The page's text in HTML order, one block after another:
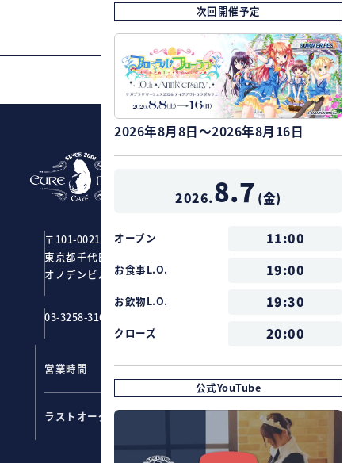
次回開催予定
2026年8月8日～2026年8月16日
2026.8.7 (金)
オープン 11:00
お食事L.O. 19:00
お飲物L.O. 19:30
クローズ 20:00
公式YouTube
PAGE TOP
〒101-0021
東京都千代田区外神田1-2-7
オノデンビル4F ジーストア・アキバ
03-3258-3161
営業時間 11：00～20：00
ラストオーダー
フード ：19:00